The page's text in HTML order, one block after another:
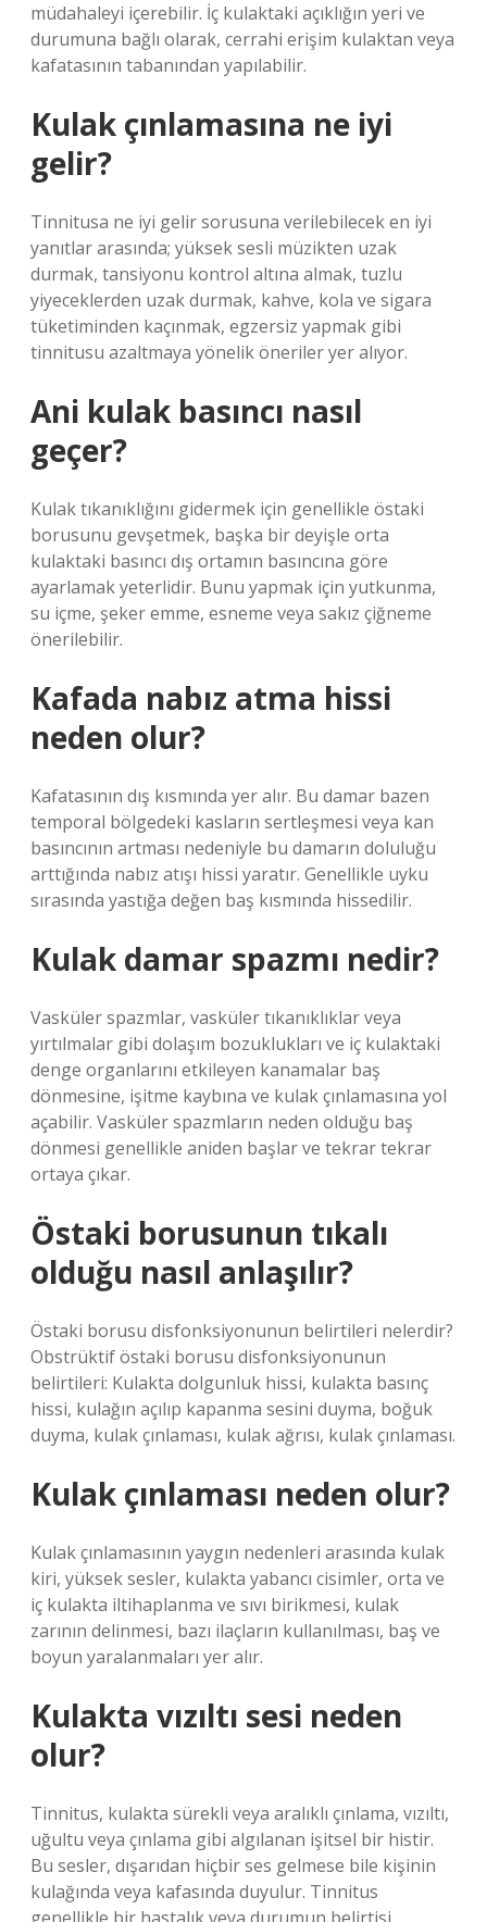
müdahaleyi içerebilir. İç kulaktaki açıklığın yeri ve
durumuna bağlı olarak, cerrahi erişim kulaktan veya
kafatasının tabanından yapılabilir.
Kulak çınlamasına ne iyi
gelir?
Tinnitusa ne iyi gelir sorusuna verilebilecek en iyi
yanıtlar arasında; yüksek sesli müzikten uzak
durmak, tansiyonu kontrol altına almak, tuzlu
yiyeceklerden uzak durmak, kahve, kola ve sigara
tüketiminden kaçınmak, egzersiz yapmak gibi
tinnitusu azaltmaya yönelik öneriler yer alıyor.
Ani kulak basıncı nasıl
geçer?
Kulak tıkanıklığını gidermek için genellikle östaki
borusunu gevşetmek, başka bir deyişle orta
kulaktaki basıncı dış ortamın basıncına göre
ayarlamak yeterlidir. Bunu yapmak için yutkunma,
su içme, şeker emme, esneme veya sakız çiğneme
önerilebilir.
Kafada nabız atma hissi
neden olur?
Kafatasının dış kısmında yer alır. Bu damar bazen
temporal bölgedeki kasların sertleşmesi veya kan
basıncının artması nedeniyle bu damarın doluluğu
arttığında nabız atışı hissi yaratır. Genellikle uyku
sırasında yastığa değen baş kısmında hissedilir.
Kulak damar spazmı nedir?
Vasküler spazmlar, vasküler tıkanıklıklar veya
yırtılmalar gibi dolaşım bozuklukları ve iç kulaktaki
denge organlarını etkileyen kanamalar baş
dönmesine, işitme kaybına ve kulak çınlamasına yol
açabilir. Vasküler spazmların neden olduğu baş
dönmesi genellikle aniden başlar ve tekrar tekrar
ortaya çıkar.
Östaki borusunun tıkalı
olduğu nasıl anlaşılır?
Östaki borusu disfonksiyonunun belirtileri nelerdir?
Obstrüktif östaki borusu disfonksiyonunun
belirtileri: Kulakta dolgunluk hissi, kulakta basınç
hissi, kulağın açılıp kapanma sesini duyma, boğuk
duyma, kulak çınlaması, kulak ağrısı, kulak çınlaması.
Kulak çınlaması neden olur?
Kulak çınlamasının yaygın nedenleri arasında kulak
kiri, yüksek sesler, kulakta yabancı cisimler, orta ve
iç kulakta iltihaplanma ve sıvı birikmesi, kulak
zarının delinmesi, bazı ilaçların kullanılması, baş ve
boyun yaralanmaları yer alır.
Kulakta vızıltı sesi neden
olur?
Tinnitus, kulakta sürekli veya aralıklı çınlama, vızıltı,
uğultu veya çınlama gibi algılanan işitsel bir histir.
Bu sesler, dışarıdan hiçbir ses gelmese bile kişinin
kulağında veya kafasında duyulur. Tinnitus